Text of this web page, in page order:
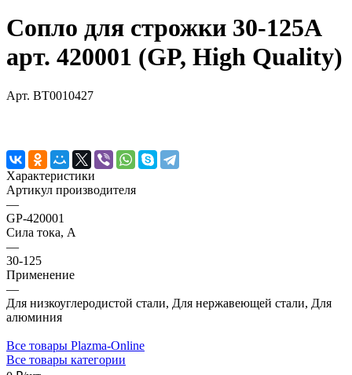
Сопло для строжки 30-125А
арт. 420001 (GP, High Quality)
Арт. BT0010427
Характеристики
Артикул производителя
—
GP-420001
Сила тока, А
—
30-125
Применение
—
Для низкоуглеродистой стали, Для нержавеющей стали, Для
алюминия
Все товары Plazma-Online
Все товары категории